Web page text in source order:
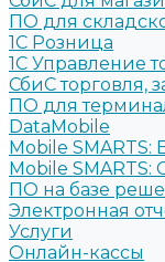
ПО для
1C Розница
1С Управление
СбиС торговля,
ПО для
DataMobile
Mobile SMARTS:
Mobile SMARTS:
ПО на базе
Электронная
Услуги
Онлайн-кассы